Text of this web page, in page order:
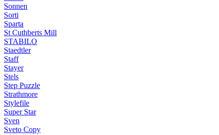
Sonnen
Sorti
Sparta
St Cuthberts Mill
STABILO
Staedtler
Staff
Stayer
Stels
Step Puzzle
Strathmore
Stylefile
Super Star
Sven
Sveto Copy